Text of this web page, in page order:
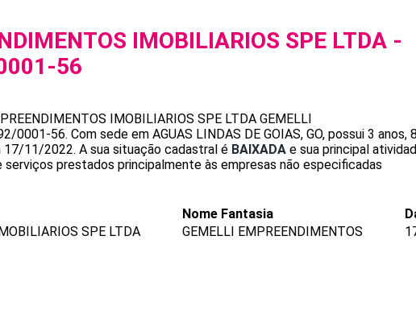
IMOBILIARIOS SPE LTDA -
56
IMOBILIARIOS SPE LTDA GEMELLI
0001-56. Com sede em AGUAS LINDAS DE GOIAS, GO, possui 3 anos,
17/11/2022. A sua situação cadastral é BAIXADA e sua principal
prestados principalmente às empresas não especificadas
SPE LTDA
Nome Fantasia
GEMELLI EMPREENDIMENTOS